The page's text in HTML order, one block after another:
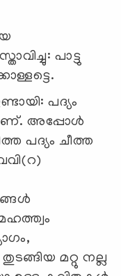
പാട്ടു
പദ്യം
അപ്പോള്‍
പദ്യം ചീത്ത
മറ്റു നല്ല